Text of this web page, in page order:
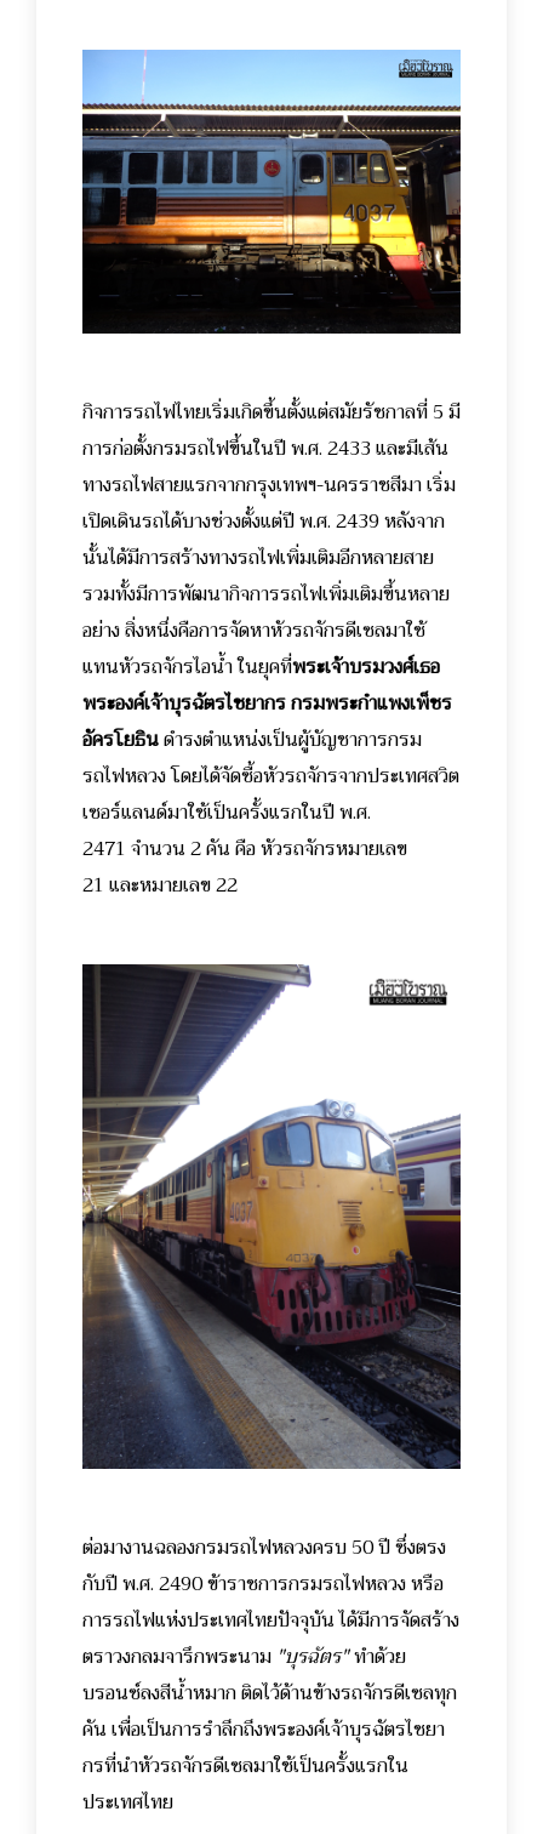
กิจการรถไฟไทยเริ่มเกิดขึ้นตั้งแต่สมัยรัชกาลที่ 5 มี
การก่อตั้งกรมรถไฟขึ้นในปี พ.ศ. 2433 และมีเส้น
ทางรถไฟสายแรกจากกรุงเทพฯ-นครราชสีมา เริ่ม
เปิดเดินรถได้บางช่วงตั้งแต่ปี พ.ศ. 2439 หลังจาก
นั้นได้มีการสร้างทางรถไฟเพิ่มเติมอีกหลายสาย
รวมทั้งมีการพัฒนากิจการรถไฟเพิ่มเติมขึ้นหลาย
อย่าง สิ่งหนึ่งคือการจัดหาหัวรถจักรดีเซลมาใช้
แทนหัวรถจักรไอน้ำ ในยุคที่พระเจ้าบรมวงศ์เธอ
พระองค์เจ้าบุรฉัตรไชยากร กรมพระกำแพงเพ็ชร
อัครโยธินดำรงตำแหน่งเป็นผู้บัญชาการกรม
รถไฟหลวง โดยได้จัดซื้อหัวรถจักรจากประเทศสวิต
เซอร์แลนด์มาใช้เป็นครั้งแรกในปี พ.ศ.
2471 จำนวน 2 คัน คือ หัวรถจักรหมายเลข
21 และหมายเลข 22
ต่อมางานฉลองกรมรถไฟหลวงครบ 50 ปี ซึ่งตรง
กับปี พ.ศ. 2490 ข้าราชการกรมรถไฟหลวง หรือ
การรถไฟแห่งประเทศไทยปัจจุบัน ได้มีการจัดสร้าง
ตราวงกลมจารึกพระนาม "บุรฉัตร"ทำด้วย
บรอนซ์ลงสีน้ำหมาก ติดไว้ด้านข้างรถจักรดีเซลทุก
คัน เพื่อเป็นการรำลึกถึงพระองค์เจ้าบุรฉัตรไชยา
กรที่นำหัวรถจักรดีเซลมาใช้เป็นครั้งแรกใน
ประเทศไทย